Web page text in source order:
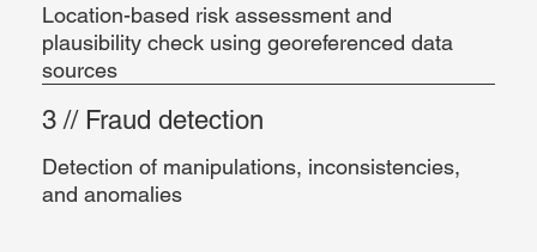
Location-based risk assessment and
plausibility check using georeferenced data
sources
3 // Fraud detection
Detection of manipulations, inconsistencies,
and anomalies